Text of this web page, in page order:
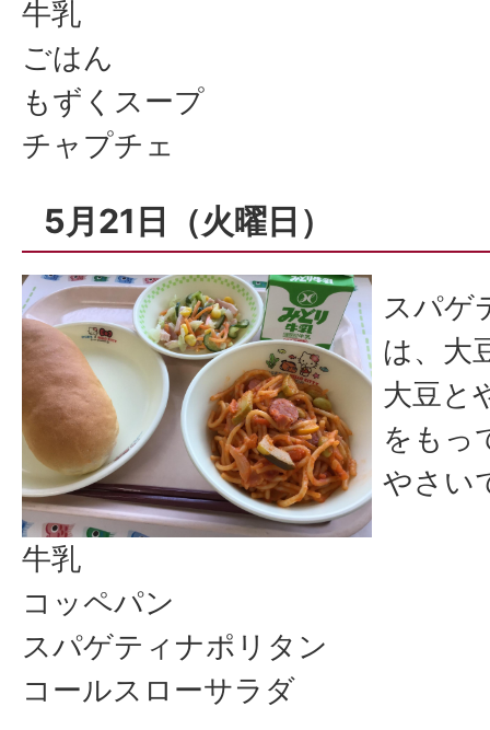
牛乳
ごはん
もずくスープ
チャプチェ
5月21日（火曜日）
牛乳
コッペパン
スパゲティナポリタン
コールスローサラダ
スパゲ
は、大
大豆と
をもっ
やさい